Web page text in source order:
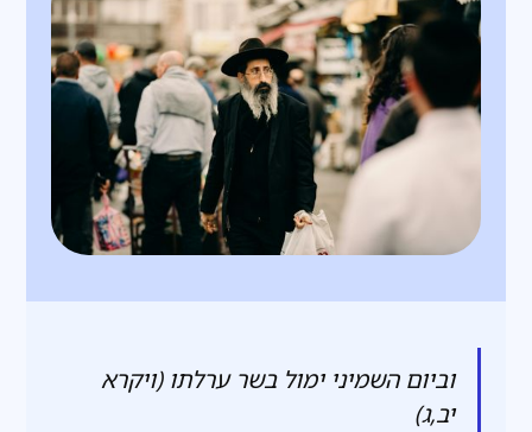
וביום השמיני ימול בשר ערלתו (ויקרא
יב,ג)